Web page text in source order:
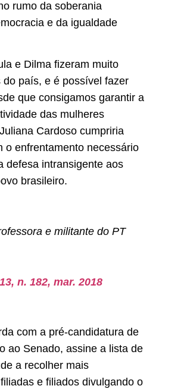
rumo da soberania
e da igualdade
e Dilma fizeram muito
do país, e é possível fazer
que consigamos garantir a
das mulheres
Cardoso cumpriria
o enfrentamento necessário
defesa intransigente aos
brasileiro.
e militante do PT
n. 182, mar. 2018
com a pré-candidatura de
ao Senado, assine a lista de
a recolher mais
e filiados divulgando o